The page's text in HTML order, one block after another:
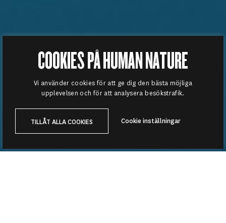
COOKIES PÅ HUMAN NATURE
Vi använder cookies för att ge dig den bästa möjliga
upplevelsen och för att analysera besökstrafik.
TILLÅT ALLA COOKIES Cookie inställningar